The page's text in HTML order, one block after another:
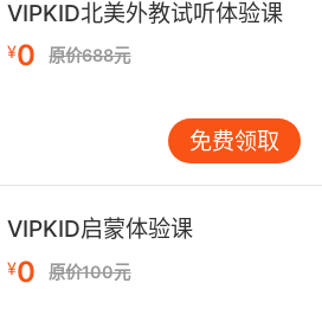
孩子交给他们。
的课程应该是基于有广泛国
体系研发的，是适合孩子学
的，不能让孩子学了之后根
什么。
VIPKID北美外教试听体验课
¥0 原价688元
免费领取
VIPKID启蒙体验课
¥0 原价100元